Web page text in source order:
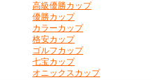
高級優勝カップ
優勝カップ
カラーカップ
格安カップ
ゴルフカップ
七宝カップ
オニックスカップ